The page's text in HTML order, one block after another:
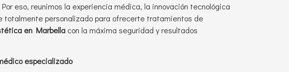
eso, reunimos la experiencia médica, la innovación tecnológica
totalmente personalizado para ofrecerte tratamientos de
en Marbella con la máxima seguridad y resultados
especializado